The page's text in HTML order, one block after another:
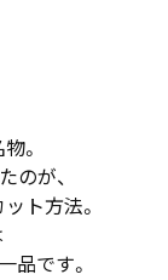
。
のが、
ト方法。
品です。